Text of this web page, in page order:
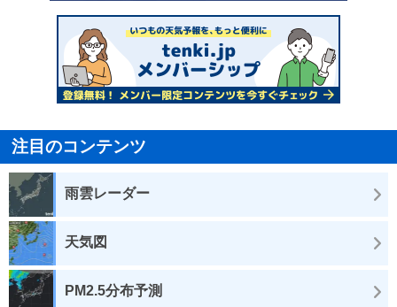
注目のコンテンツ
雨雲レーダー
天気図
PM2.5分布予測